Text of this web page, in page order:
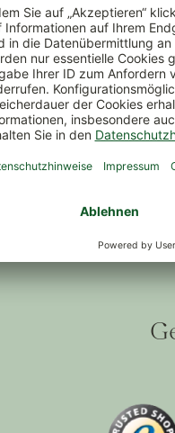
Rückversand
bestellt oder nicht
zurückschicken